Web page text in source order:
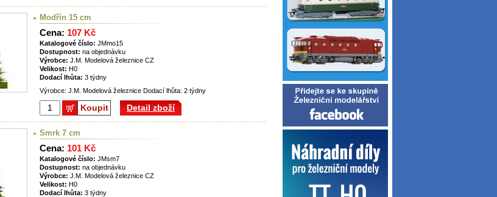
Modřín 15 cm
Cena: 107 Kč
Katalogové číslo: JMmo15
Dostupnost: na objednávku
Výrobce: J.M. Modelová železnice CZ
Velikost: H0
Dodací lhůta: 3 týdny
Výrobce: J.M. Modelová železnice Dodací lhůta: 2 týdny
Koupit Detail zboží
Smrk 7 cm
Cena: 101 Kč
Katalogové číslo: JMsm7
Dostupnost: na objednávku
Výrobce: J.M. Modelová železnice CZ
Velikost: H0
Dodací lhůta: 3 týdny